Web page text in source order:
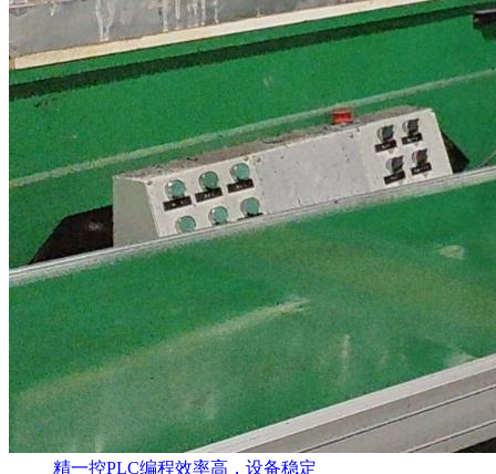
精一控PLC编程效率高，设备稳定